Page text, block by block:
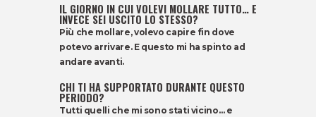
IL GIORNO IN CUI VOLEVI MOLLARE TUTTO… E
INVECE SEI USCITO LO STESSO?
Più che mollare, volevo capire fin dove
potevo arrivare. E questo mi ha spinto ad
andare avanti.
CHI TI HA SUPPORTATO DURANTE QUESTO
PERIODO?
Tutti quelli che mi sono stati vicino… e